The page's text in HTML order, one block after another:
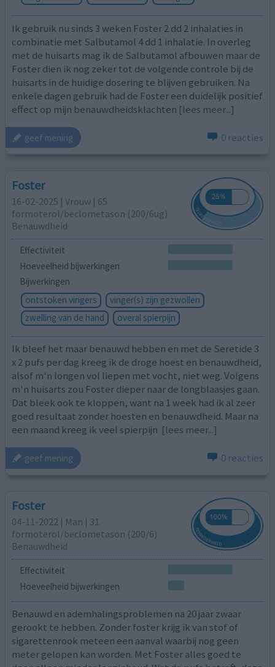
Ik gebruik nu sinds 3 weken Foster 2 dd 2 inhalaties in
combinatie met Salbutamol 4 dd 1 inhalatie. In overleg
met de huisarts mag ik de Salbutamol afbouwen maar de
Foster dien ik nog zeker tot de volgende controle bij de
huisarts in de huidige dosering te blijven gebruiken. Na
enkele dagen gebruik had de Foster een duidelijk positief
effect op mijn benauwdheidsklachten [lees meer...]
geef mening 0 reacties
Foster
16-02-2025 | Vrouw | 65
formoterol/beclometason (200/6ug)
Benauwdheid
Effectiviteit
Hoeveelheid bijwerkingen
Bijwerkingen
ontstoken vingers
vinger(s) zijn gezwollen
zwelling van de hand
overal spierpijn
Ik bleef het maar benauwd hebben en met de Seretide 3
x 2 pufs per dag kreeg ik de droge hoest en benauwdheid,
alsof m'n longen vol liepen met vocht, niet weg. Volgens
m'n huisarts zou Foster dieper naar de longblaasjes gaan.
Dat bleek ook te kloppen, want na 1 week had ik al zeer
goed resultaat zonder hoesten en benauwdheid. Maar na
een maand kreeg ik veel spierpijn [lees meer...]
geef mening 0 reacties
Foster
04-11-2022 | Man | 31
formoterol/beclometason (200/6)
Benauwdheid
Effectiviteit
Hoeveelheid bijwerkingen
Benauwd en ademhalingsproblemen na 20 jaar zwaar
gerookt te hebben. Zonder foster krijg ik van stof of
sigarettenrook meteen een aanval waarbij nog geen
meter gelopen kan worden. Met Foster alles goed te